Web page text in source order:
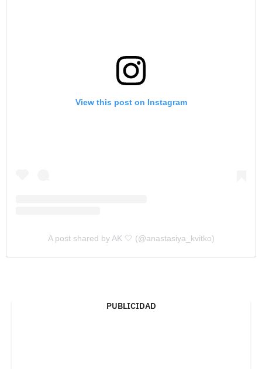
View this post on Instagram
A post shared by AK 🤍 (@anastasiya_kvitko)
PUBLICIDAD